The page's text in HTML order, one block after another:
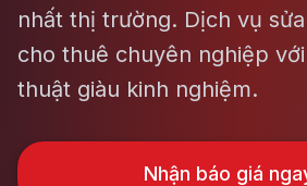
nhất thị trường. Dịch vụ
cho thuê chuyên nghiệp
thuật giàu kinh nghiệm.
Nhận báo giá